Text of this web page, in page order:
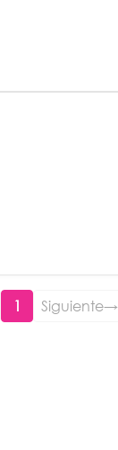
1 Siguiente→